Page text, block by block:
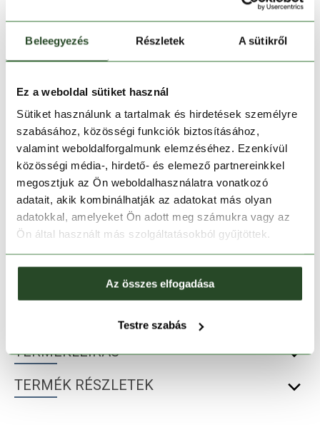
Beleegyezés Részletek A sütikről
Ez a weboldal sütiket használ
Sütiket használunk a tartalmak és hirdetések személyre
szabásához, közösségi funkciók biztosításához,
valamint weboldalforgalmunk elemzéséhez. Ezenkívül
közösségi média-, hirdető- és elemező partnereinkkel
megosztjuk az Ön weboldalhasználatra vonatkozó
adatait, akik kombinálhatják az adatokat más olyan
adatokkal, amelyeket Ön adott meg számukra vagy az
Ön által használt más szolgáltatásokból gyűjtöttek.
Az összes elfogadása
Testre szabás
TERMÉKLEÍRÁS
TERMÉK RÉSZLETEK
Méret:
XS S M L XL
Kosárba teszem
Melyik üzletben elérhető|Foglalás
1-2 munkanapos szállítás